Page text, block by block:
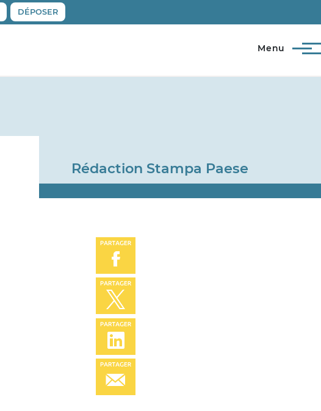
DÉPOSER
Menu
Rédaction Stampa Paese